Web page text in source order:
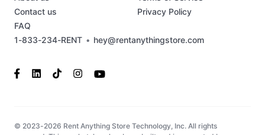
1-833-234-RENT • hey@rentanythingstore.com
Contact us
FAQ
Privacy Policy
© 2023-2026 Rent Anything Store Technology, Inc. All rights